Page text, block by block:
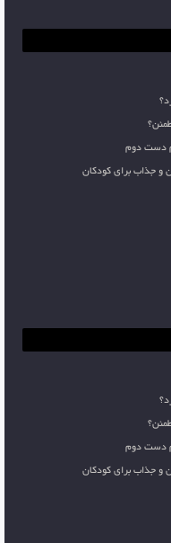
دست دوم
و جذاب برای کودکان
دست دوم
و جذاب برای کودکان